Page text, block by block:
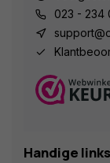
023 - 234
Handige links